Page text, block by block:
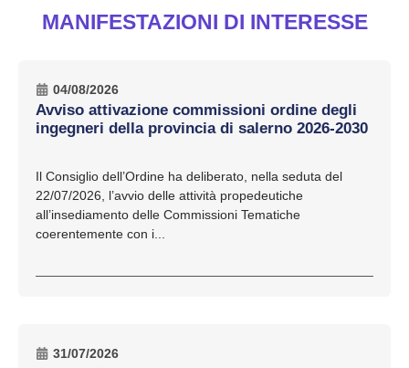
MANIFESTAZIONI DI INTERESSE
04/08/2026
Avviso attivazione commissioni ordine degli
ingegneri della provincia di salerno 2026-2030
Il Consiglio dell’Ordine ha deliberato, nella seduta del
22/07/2026, l’avvio delle attività propedeutiche
all’insediamento delle Commissioni Tematiche
coerentemente con i...
31/07/2026